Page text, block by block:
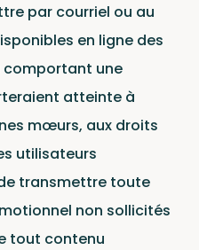
par courriel ou au
en ligne des
une
atteinte à
mœurs, aux droits
utilisateurs
transmettre toute
non sollicités
tout contenu